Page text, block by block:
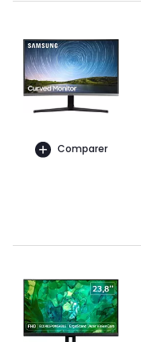
Comparer